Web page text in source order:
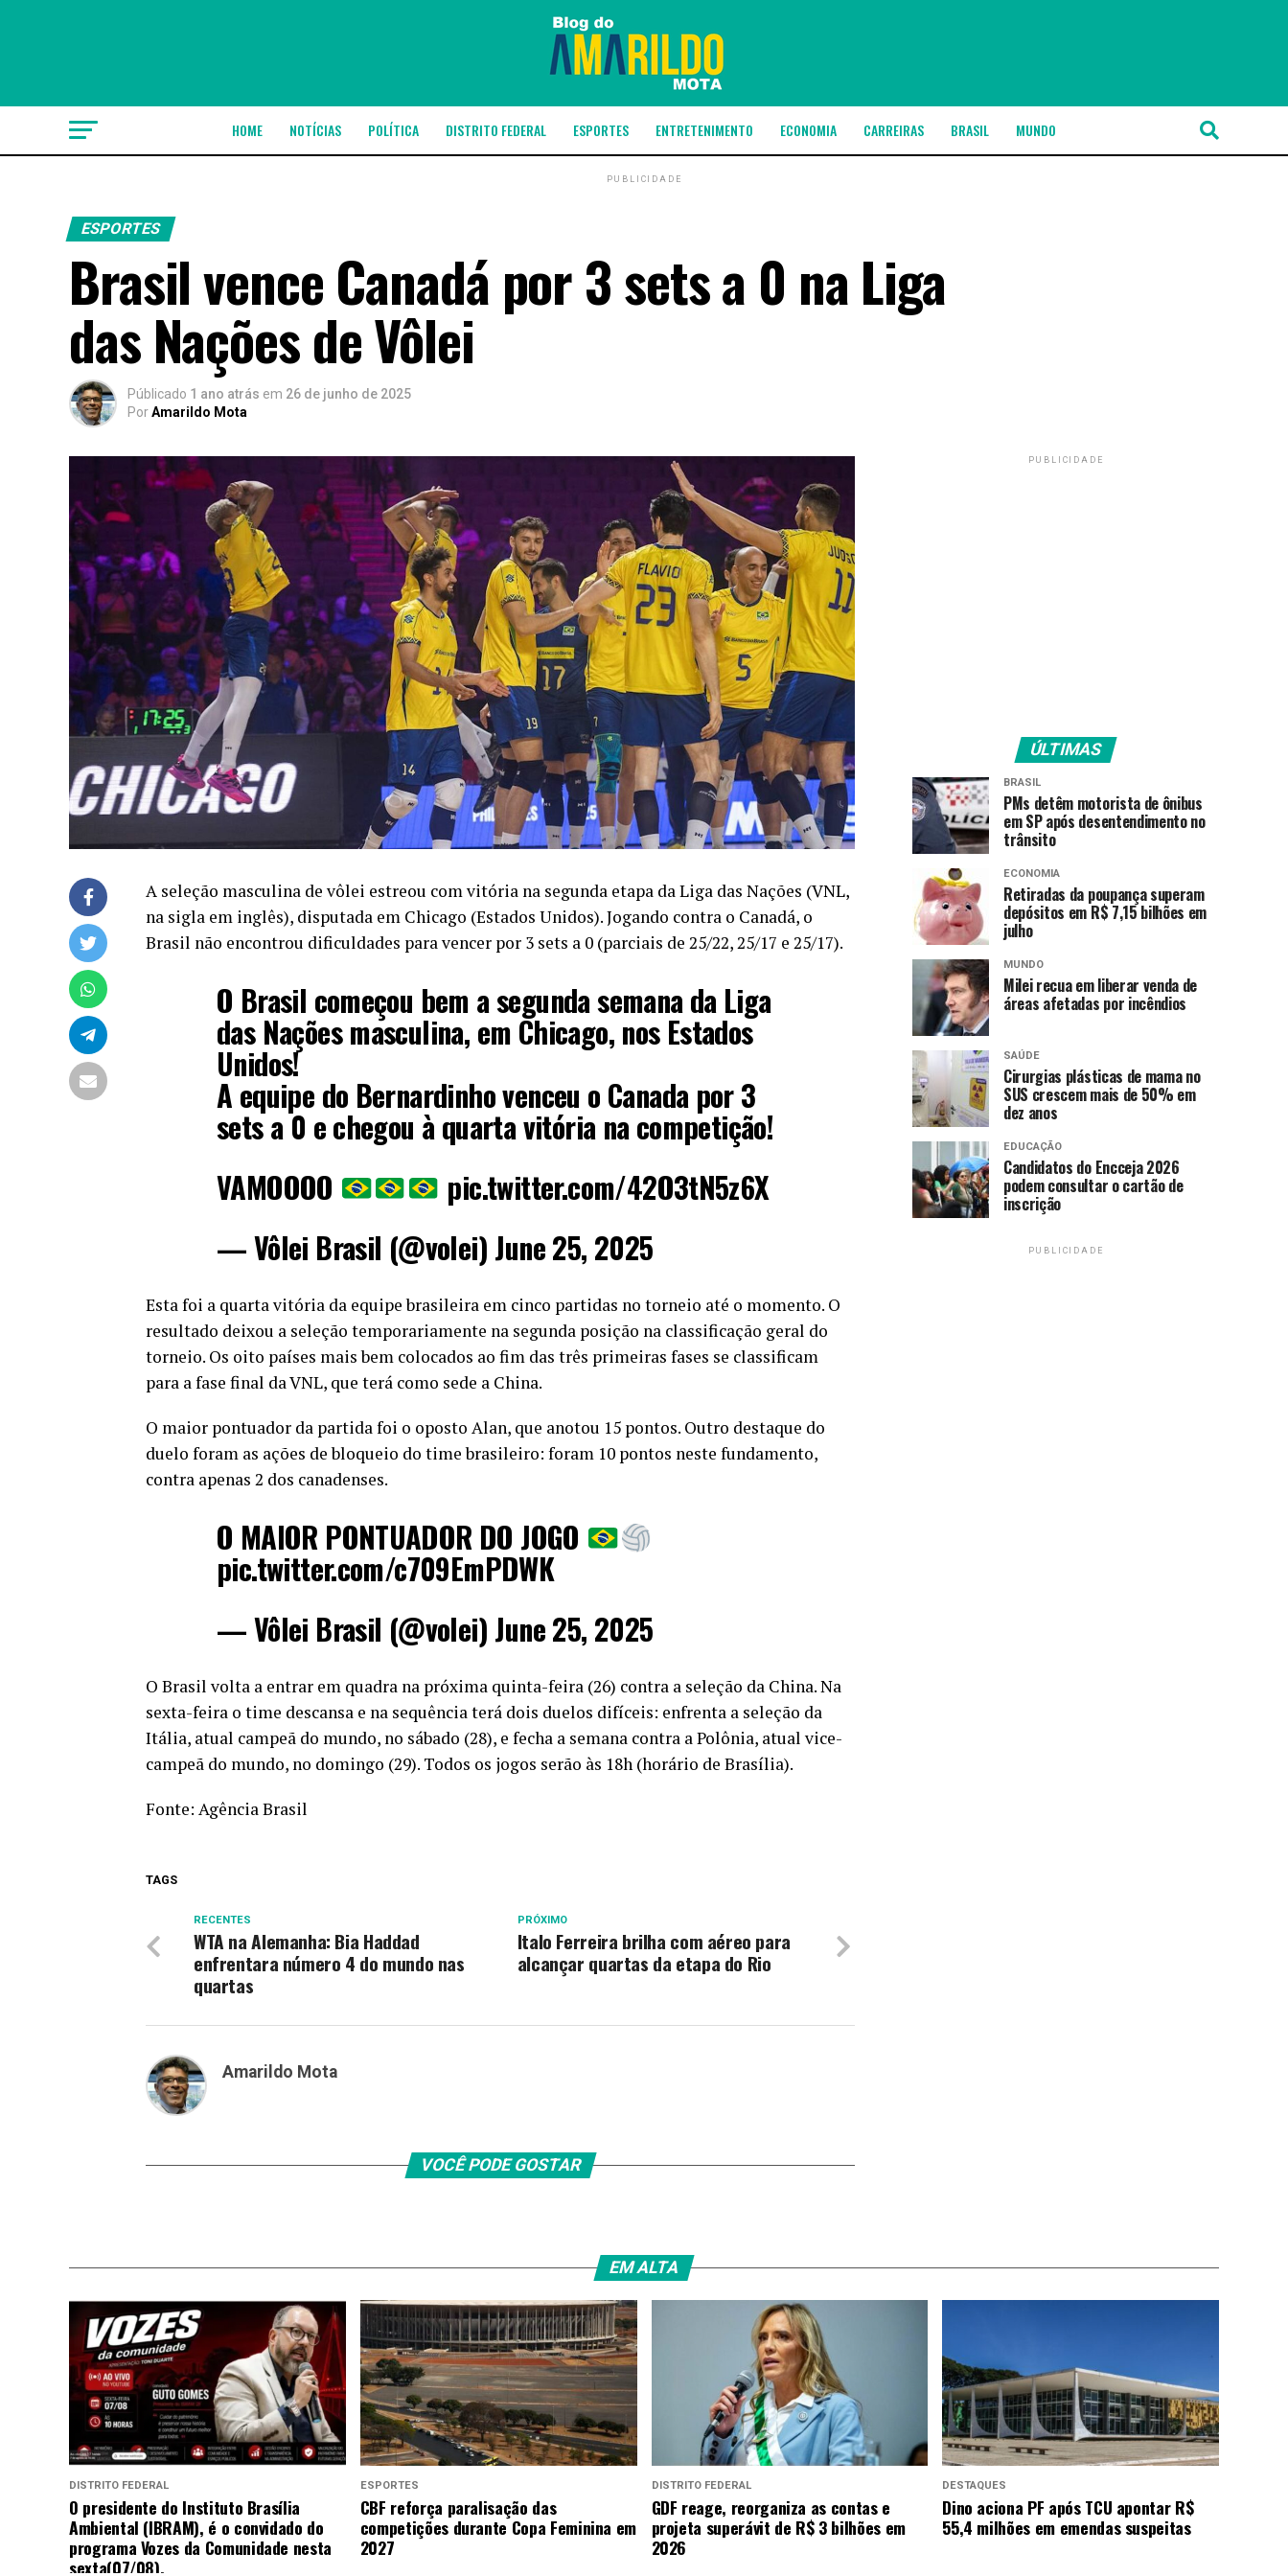
HOME NOTÍCIAS POLÍTICA DISTRITO FEDERAL ESPORTES ENTRETENIMENTO ECONOMIA CARREIRAS BRASIL MUNDO
PUBLICIDADE
ESPORTES
Brasil vence Canadá por 3 sets a 0 na Liga
das Nações de Vôlei
Públicado 1 ano atrás em 26 de junho de 2025
PorAmarildo Mota
A seleção masculina de vôlei estreou com vitória na segunda etapa da Liga das Nações (VNL,
na sigla em inglês), disputada em Chicago (Estados Unidos). Jogando contra o Canadá, o
Brasil não encontrou dificuldades para vencer por 3 sets a 0 (parciais de 25/22, 25/17 e 25/17).
O Brasil começou bem a segunda semana da Liga
das Nações masculina, em Chicago, nos Estados
Unidos!
A equipe do Bernardinho venceu o Canada por 3
sets a 0 e chegou à quarta vitória na competição!
VAMOOOO
pic.twitter.com/42O3tN5z6X
— Vôlei Brasil (@volei) June 25, 2025
Esta foi a quarta vitória da equipe brasileira em cinco partidas no torneio até o momento. O
resultado deixou a seleção temporariamente na segunda posição na classificação geral do
torneio. Os oito países mais bem colocados ao fim das três primeiras fases se classificam
para a fase final da VNL, que terá como sede a China.
O maior pontuador da partida foi o oposto Alan, que anotou 15 pontos. Outro destaque do
duelo foram as ações de bloqueio do time brasileiro: foram 10 pontos neste fundamento,
contra apenas 2 dos canadenses.
O MAIOR PONTUADOR DO JOGO
pic.twitter.com/c709EmPDWK
— Vôlei Brasil (@volei) June 25, 2025
O Brasil volta a entrar em quadra na próxima quinta-feira (26) contra a seleção da China. Na
sexta-feira o time descansa e na sequência terá dois duelos difíceis: enfrenta a seleção da
Itália, atual campeã do mundo, no sábado (28), e fecha a semana contra a Polônia, atual vice-
campeã do mundo, no domingo (29). Todos os jogos serão às 18h (horário de Brasília).
Fonte: Agência Brasil
TAGS
PRÓXIMO
Italo Ferreira brilha com aéreo para
alcançar quartas da etapa do Rio
RECENTES
WTA na Alemanha: Bia Haddad
enfrentara número 4 do mundo nas
quartas
Amarildo Mota
VOCÊ PODE GOSTAR
PUBLICIDADE
ÚLTIMAS
BRASIL
PMs detêm motorista de ônibus
em SP após desentendimento no
trânsito
ECONOMIA
Retiradas da poupança superam
depósitos em R$ 7,15 bilhões em
julho
MUNDO
Milei recua em liberar venda de
áreas afetadas por incêndios
SAÚDE
Cirurgias plásticas de mama no
SUS crescem mais de 50% em
dez anos
EDUCAÇÃO
Candidatos do Encceja 2026
podem consultar o cartão de
inscrição
PUBLICIDADE
EM ALTA
DISTRITO FEDERAL
O presidente do Instituto Brasília
Ambiental (IBRAM), é o convidado do
programa Vozes da Comunidade nesta
sexta(07/08).
ESPORTES
CBF reforça paralisação das
competições durante Copa Feminina em
2027
DISTRITO FEDERAL
GDF reage, reorganiza as contas e
projeta superávit de R$ 3 bilhões em
2026
DESTAQUES
Dino aciona PF após TCU apontar R$
55,4 milhões em emendas suspeitas